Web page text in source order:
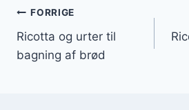
Indlægsnavigation
FORRIGE
Ricotta og urter til
bagning af brød